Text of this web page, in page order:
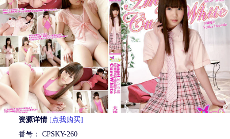
资源详情 [点我购买]
番号： CPSKY-260